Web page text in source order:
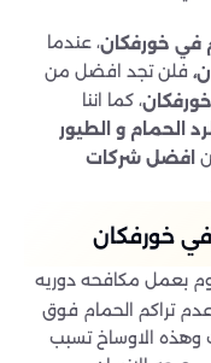
في خورفكان، عندما
فلن تجد افضل من
، كما اننا
الحمام و الطيور
افضل شركات
خورفكان
بعمل مكافحه دوريه
تراكم الحمام فوق
وهذه الاوساخ تسبب